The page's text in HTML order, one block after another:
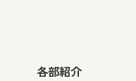
各部紹介